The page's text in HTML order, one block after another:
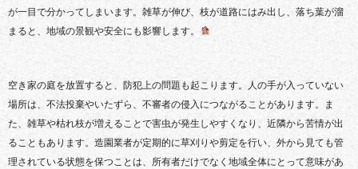
が一目で分かってしまいます。雑草が伸び、枝が道路にはみ出し、落ち葉が溜
まると、地域の景観や安全にも影響します。
空き家の庭を放置すると、防犯上の問題も起こります。人の手が入っていない
場所は、不法投棄やいたずら、不審者の侵入につながることがあります。ま
た、雑草や枯れ枝が増えることで害虫が発生しやすくなり、近隣から苦情が出
ることもあります。造園業者が定期的に草刈りや剪定を行い、外から見ても管
理されている状態を保つことは、所有者だけでなく地域全体にとって意味があ